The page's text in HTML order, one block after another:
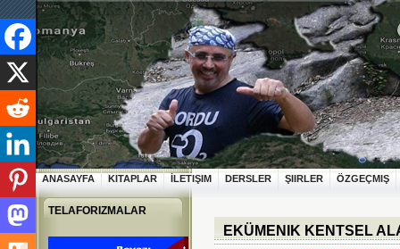
ANASAYFA KITAPLAR İLETIŞIM DERSLER ŞIIRLER ÖZGEÇMIŞ
TELAFORIZMALAR
EKÜMENIK KENTSEL